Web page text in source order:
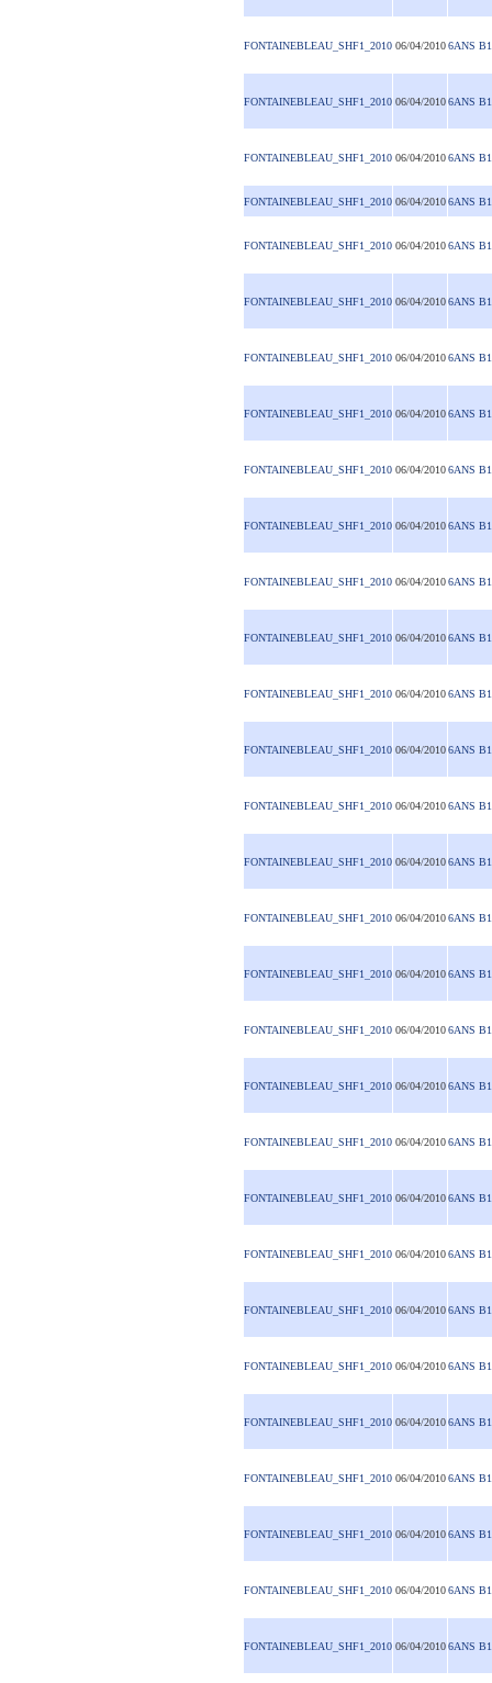
FONTAINEBLEAU_SHF1_2010 06/04/2010 6ANS B1
FONTAINEBLEAU_SHF1_2010 06/04/2010 6ANS B1
FONTAINEBLEAU_SHF1_2010 06/04/2010 6ANS B1
FONTAINEBLEAU_SHF1_2010 06/04/2010 6ANS B1
FONTAINEBLEAU_SHF1_2010 06/04/2010 6ANS B1
FONTAINEBLEAU_SHF1_2010 06/04/2010 6ANS B1
FONTAINEBLEAU_SHF1_2010 06/04/2010 6ANS B1
FONTAINEBLEAU_SHF1_2010 06/04/2010 6ANS B1
FONTAINEBLEAU_SHF1_2010 06/04/2010 6ANS B1
FONTAINEBLEAU_SHF1_2010 06/04/2010 6ANS B1
FONTAINEBLEAU_SHF1_2010 06/04/2010 6ANS B1
FONTAINEBLEAU_SHF1_2010 06/04/2010 6ANS B1
FONTAINEBLEAU_SHF1_2010 06/04/2010 6ANS B1
FONTAINEBLEAU_SHF1_2010 06/04/2010 6ANS B1
FONTAINEBLEAU_SHF1_2010 06/04/2010 6ANS B1
FONTAINEBLEAU_SHF1_2010 06/04/2010 6ANS B1
FONTAINEBLEAU_SHF1_2010 06/04/2010 6ANS B1
FONTAINEBLEAU_SHF1_2010 06/04/2010 6ANS B1
FONTAINEBLEAU_SHF1_2010 06/04/2010 6ANS B1
FONTAINEBLEAU_SHF1_2010 06/04/2010 6ANS B1
FONTAINEBLEAU_SHF1_2010 06/04/2010 6ANS B1
FONTAINEBLEAU_SHF1_2010 06/04/2010 6ANS B1
FONTAINEBLEAU_SHF1_2010 06/04/2010 6ANS B1
FONTAINEBLEAU_SHF1_2010 06/04/2010 6ANS B1
FONTAINEBLEAU_SHF1_2010 06/04/2010 6ANS B1
FONTAINEBLEAU_SHF1_2010 06/04/2010 6ANS B1
FONTAINEBLEAU_SHF1_2010 06/04/2010 6ANS B1
FONTAINEBLEAU_SHF1_2010 06/04/2010 6ANS B1
FONTAINEBLEAU_SHF1_2010 06/04/2010 6ANS B1
FONTAINEBLEAU_SHF1_2010 06/04/2010 6ANS B1